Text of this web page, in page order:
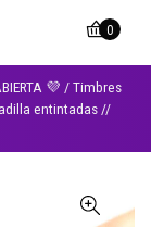
💜 / Timbres
entintadas //
0